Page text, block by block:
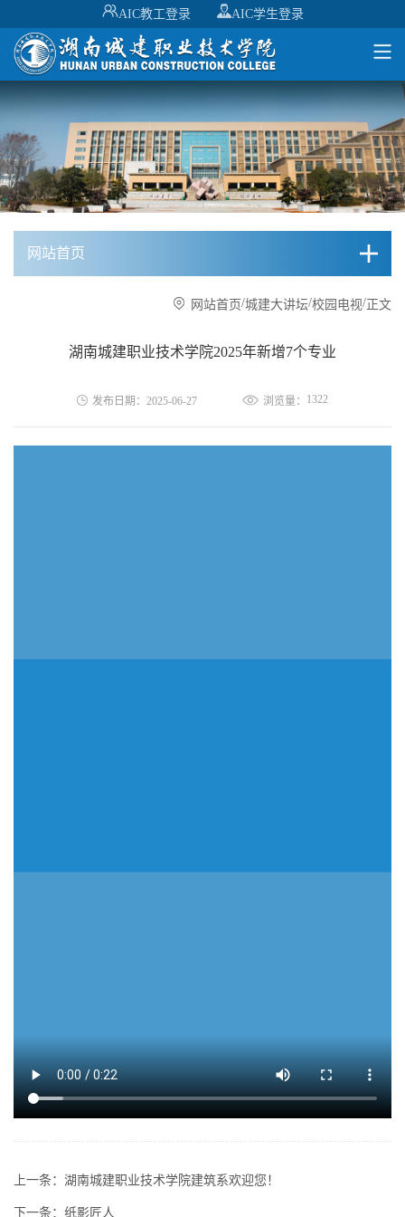
AIC教工登录 AIC学生登录
网站首页
网站首页/城建大讲坛/校园电视/正文
湖南城建职业技术学院2025年新增7个专业
发布日期：2025-06-27 浏览量： 1322
上一条： 湖南城建职业技术学院建筑系欢迎您！
下一条： 纸影匠人